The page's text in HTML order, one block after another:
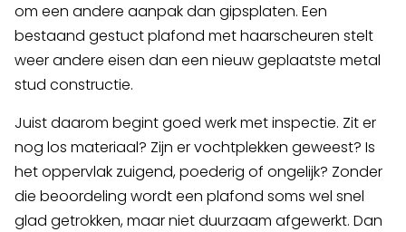
om een andere aanpak dan gipsplaten. Een
bestaand gestuct plafond met haarscheuren stelt
weer andere eisen dan een nieuw geplaatste metal
stud constructie.
Juist daarom begint goed werk met inspectie. Zit er
nog los materiaal? Zijn er vochtplekken geweest? Is
het oppervlak zuigend, poederig of ongelijk? Zonder
die beoordeling wordt een plafond soms wel snel
glad getrokken, maar niet duurzaam afgewerkt. Dan